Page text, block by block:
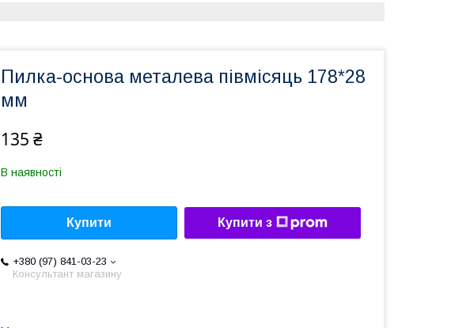
Пилка-основа металева півмісяць 178*28
мм
135 ₴
В наявності
Купити Купити з
+380 (97) 841-03-23
Консультант магазину